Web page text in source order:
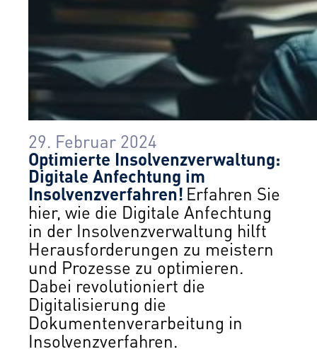
29. Februar 2024
Optimierte Insolvenzverwaltung:
Digitale Anfechtung im
Insolvenzverfahren! Erfahren Sie
hier, wie die Digitale Anfechtung
in der Insolvenzverwaltung hilft
Herausforderungen zu meistern
und Prozesse zu optimieren.
Dabei revolutioniert die
Digitalisierung die
Dokumentenverarbeitung in
Insolvenzverfahren.